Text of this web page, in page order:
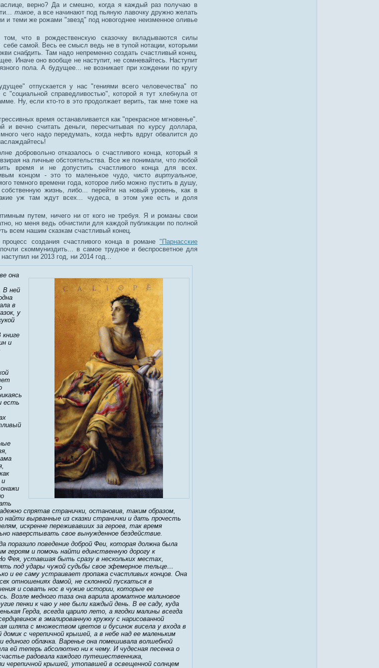
верно? Да и смешно, когда я каждый раз получаю в
такое, а все начинают под пьяную лавочку дружно желать
и теми же рожами "звезд" под новогоднее неизменное оливье
что в рождественскую сказочку вкладываются силы
самой. Весь ее смысл ведь не в тупой нотации, которыми
снабдить. Там надо непременно создать счастливый конец,
Иначе оно вообще не наступит, не сомневайтесь. Наступит
пола. А будущее... не возникает при хождении по кругу
отпускается у нас "гениями всего человечества" по
с "социальной справедливостью", которой я тут хлебнула от
Ну, если кто-то в это продолжает верить, так мне тоже на
время останавливается как "прекрасное мгновенье".
и вечно считать деньги, пересчитывая по курсу доллара,
чего надо передумать, когда нефть вдруг обвалится до
добровольно отказалось о счастливого конца, который я
на личные обстоятельства. Все же понимали, что любой
время и не допустить счастливого конца для всех.
концом - это то маленькое чудо, чисто виртуальное
темного времени года, которое либо можно пустить в душу,
жизнь, либо... перейти на новый уровень, как в
уж там ждут всех... чудеса, в этом уже есть и доля
путем, ничего ни от кого не требуя. Я и романы свои
но меня ведь обчистили для каждой публикации по полной
всем нашим сказкам счастливый конец.
создания счастливого конца в романе "Парнасские
скоммуниздить... в самое трудное и беспросветное для
ни 2013 год, ни 2014 год...
она
В ней
в
у
и
есть
и
спрятав странички, остановив, таким образом,
найти вырванные из сказки странички и дать прочесть
искренне переживавших за героев, так время
наверстывать свое вынужденное бездействие.
поразило поведение доброй Феи, которая должна была
героям и помочь найти единственную дорогу к
Фея, уставшая быть сразу в нескольких местах,
под удары чужой судьбы свое эфемерное тельце…
и ее саму устраивает пропажа счастливых концов. Она
отношениях дамой, не склонной пускаться в
и совать нос в чужие истории, которые ее
Возле медного таза она варила ароматное малиновое
пенки к чаю у нее были каждый день. В ее саду, куда
Герда, всегда царило лето, а ягодки малины всегда
в эмалированную кружку с нарисованной
шляпа с множеством цветов и бусинок висела у входа в
с черепичной крышей, а в небе над ее маленьким
единого облачка. Варенье она помешивала волшебной
ей теперь абсолютно ни к чему. И чудесная песенка о
радовала каждого путешественника,
черепичной крышей, утопавшей в освещенной солнцем